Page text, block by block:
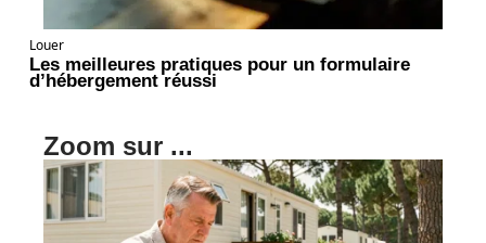
Louer
Les meilleures pratiques pour un formulaire
d’hébergement réussi
Zoom sur ...